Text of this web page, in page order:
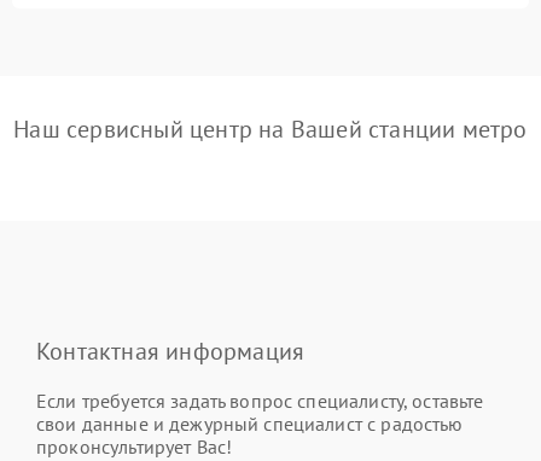
Наш сервисный центр на Вашей станции метро
Контактная информация
Если требуется задать вопрос специалисту, оставьте
свои данные и дежурный специалист с радостью
проконсультирует Вас!